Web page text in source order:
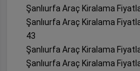
Şanlıurfa Araç Kiralama
Şanlıurfa Araç Kiralama
43
Şanlıurfa Araç Kiralama
Şanlıurfa Araç Kiralama